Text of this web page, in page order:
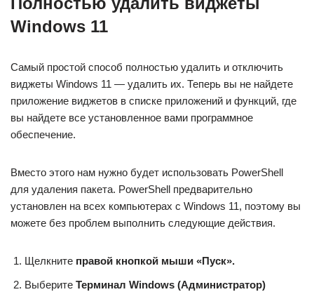
Windows 11
Самый простой способ полностью удалить и отключить
виджеты Windows 11 — удалить их. Теперь вы не найдете
приложение виджетов в списке приложений и функций, где
вы найдете все установленное вами программное
обеспечение.
Вместо этого нам нужно будет использовать PowerShell
для удаления пакета. PowerShell предварительно
установлен на всех компьютерах с Windows 11, поэтому вы
можете без проблем выполнить следующие действия.
Щелкните правой кнопкой мыши «Пуск».
Выберите Терминал Windows (Администратор)